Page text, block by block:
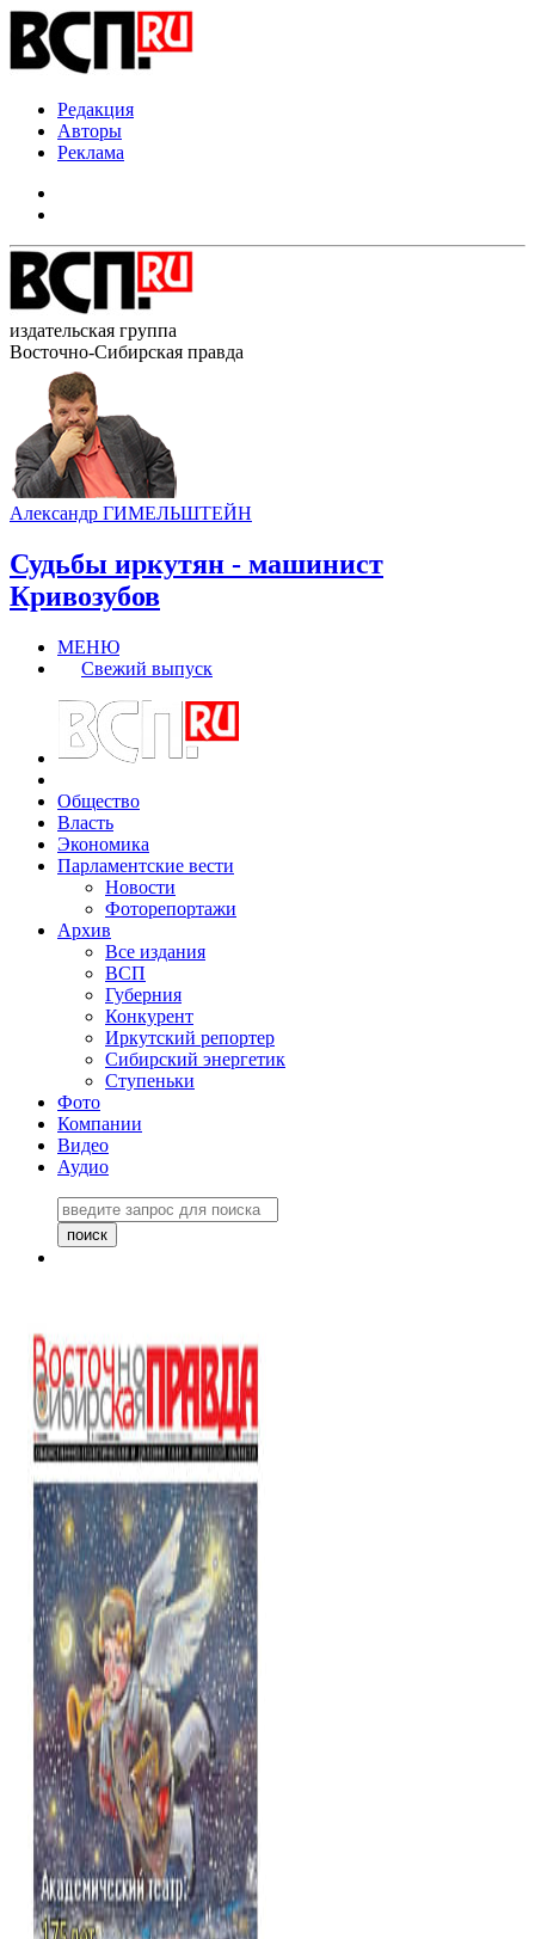
Редакция
Авторы
Реклама
издательская группа
Восточно-Сибирская правда
Александр ГИМЕЛЬШТЕЙН
Судьбы иркутян - машинист
Кривозубов
МЕНЮ
Свежий выпуск
Общество
Власть
Экономика
Парламентские вести
Новости
Фоторепортажи
Архив
Все издания
ВСП
Губерния
Конкурент
Иркутский репортер
Сибирский энергетик
Ступеньки
Фото
Компании
Видео
Аудио